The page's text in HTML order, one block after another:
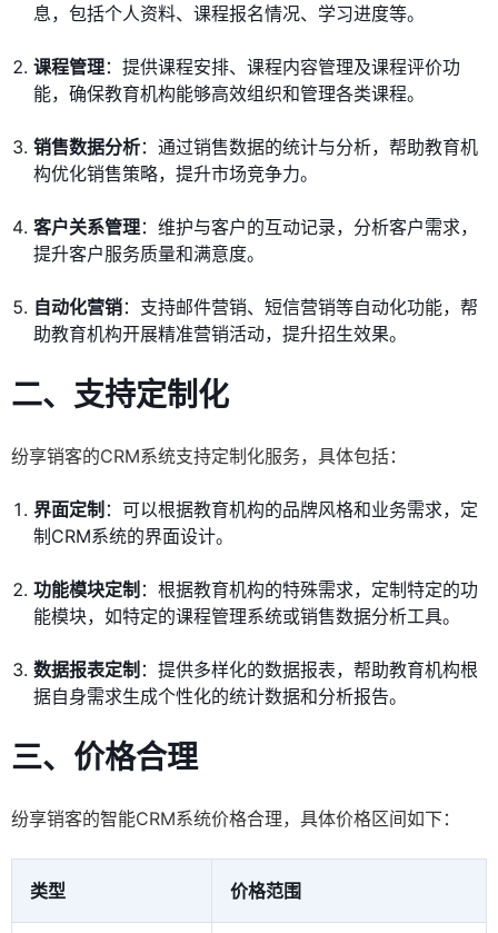
息，包括个人资料、课程报名情况、学习进度等。
课程管理：提供课程安排、课程内容管理及课程评价功
能，确保教育机构能够高效组织和管理各类课程。
销售数据分析：通过销售数据的统计与分析，帮助教育机
构优化销售策略，提升市场竞争力。
客户关系管理：维护与客户的互动记录，分析客户需求，
提升客户服务质量和满意度。
自动化营销：支持邮件营销、短信营销等自动化功能，帮
助教育机构开展精准营销活动，提升招生效果。
二、支持定制化
纷享销客的CRM系统支持定制化服务，具体包括：
界面定制 ：可以根据教育机构的品牌风格和业务需求，定
制CRM系统的界面设计。
功能模块定制 ：根据教育机构的特殊需求，定制特定的功
能模块，如特定的课程管理系统或销售数据分析工具。
数据报表定制 ：提供多样化的数据报表，帮助教育机构根
据自身需求生成个性化的统计数据和分析报告。
三、价格合理
纷享销客的智能CRM系统价格合理，具体价格区间如下：
类型 价格范围